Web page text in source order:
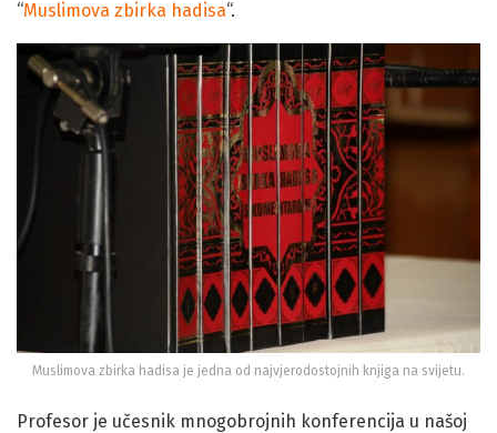
“Muslimova zbirka hadisa“.
Muslimova zbirka hadisa je jedna od najvjerodostojnih knjiga na svijetu.
Profesor je učesnik mnogobrojnih konferencija u našoj